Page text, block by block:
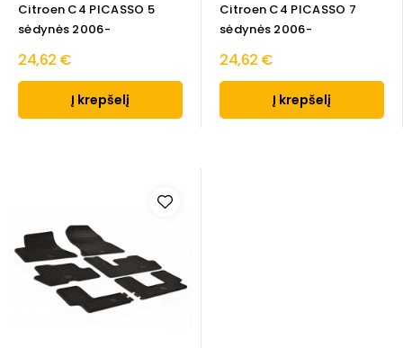
Citroen C4 PICASSO 5
sėdynės 2006-
24,62 €
Į krepšelį
Citroen C4 PICASSO 7
sėdynės 2006-
24,62 €
Į krepšelį